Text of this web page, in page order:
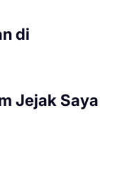
di
Jejak Saya